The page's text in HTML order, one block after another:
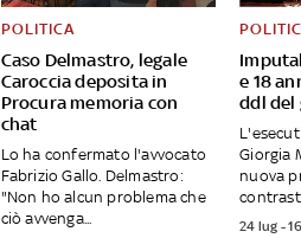
Caso Delmastro, legale
Caroccia deposita in
Procura memoria con
chat
POLITICA
Lo ha confermato l'avvocato
Fabrizio Gallo. Delmastro:
"Non ho alcun problema che
ciò avvenga...
e 18
ddl del
Giorgia
nuova
24 lug -